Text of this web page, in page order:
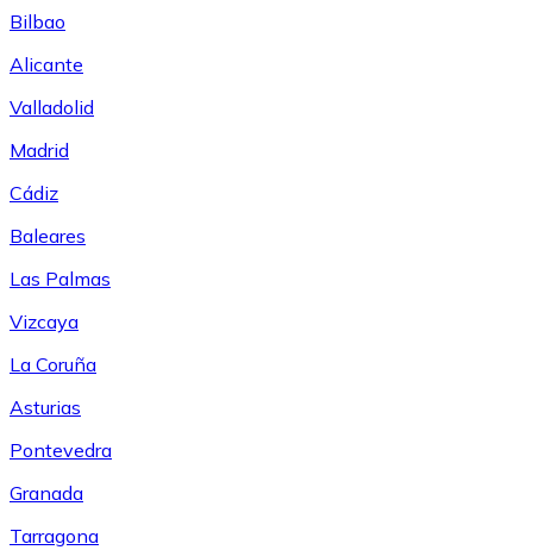
Bilbao
Alicante
Valladolid
Madrid
Cádiz
Baleares
Las Palmas
Vizcaya
La Coruña
Asturias
Pontevedra
Granada
Tarragona